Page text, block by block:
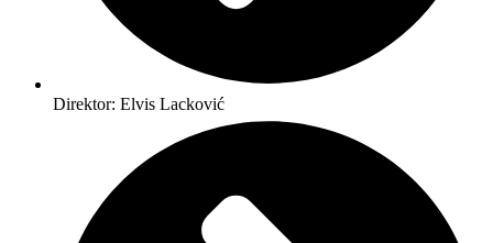
Direktor: Elvis Lacković